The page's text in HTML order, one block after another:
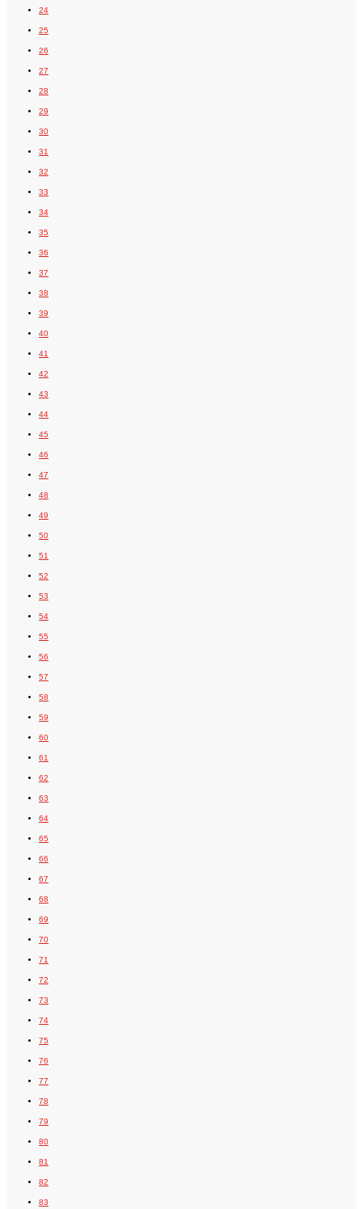
24
25
26
27
28
29
30
31
32
33
34
35
36
37
38
39
40
41
42
43
44
45
46
47
48
49
50
51
52
53
54
55
56
57
58
59
60
61
62
63
64
65
66
67
68
69
70
71
72
73
74
75
76
77
78
79
80
81
82
83